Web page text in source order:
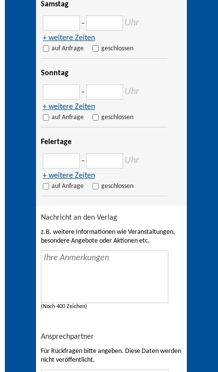
Samstag
– Uhr
+ weitere Zeiten
auf Anfrage geschlossen
Sonntag
– Uhr
+ weitere Zeiten
auf Anfrage geschlossen
Feiertage
– Uhr
+ weitere Zeiten
auf Anfrage geschlossen
Nachricht an den Verlag
z.B. weitere Informationen wie Veranstaltungen,
besondere Angebote oder Aktionen etc.
(Noch 400 Zeichen)
Ansprechpartner
Für Rückfragen bitte angeben. Diese Daten werden
nicht veröffentlicht.